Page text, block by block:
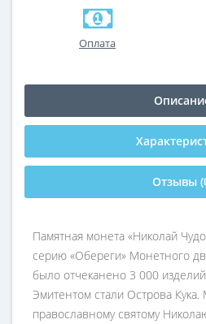
Оплата
Отзывы
Памятная монета «Николай
серию «Обереги» Монетного
было отчеканено 3 000
Эмитентом стали Острова
православному святому